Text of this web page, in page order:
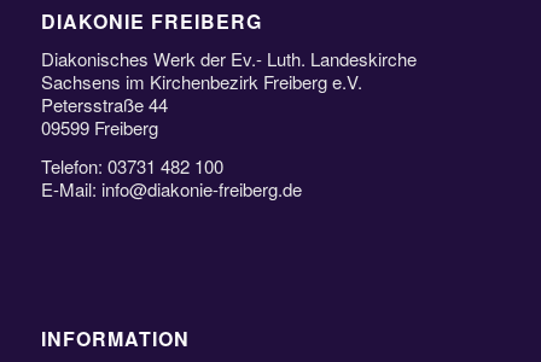
DIAKONIE FREIBERG
Diakonisches Werk der Ev.- Luth. Landeskirche
Sachsens im Kirchenbezirk Freiberg e.V.
Petersstraße 44
09599 Freiberg
Telefon: 03731 482 100
E-Mail: info@diakonie-freiberg.de
INFORMATION